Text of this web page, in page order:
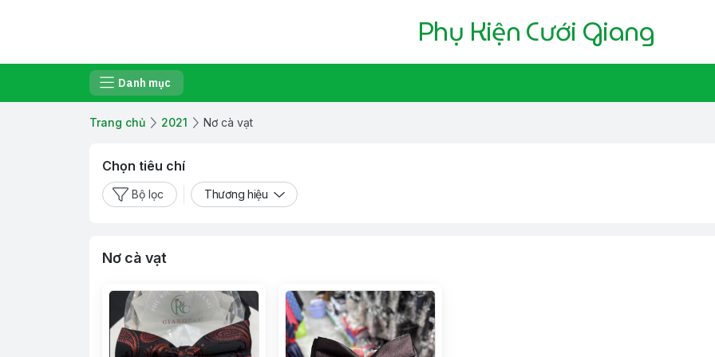
Phụ Kiện Cưới Giang
Danh mục
Trang chủ 2021 Nơ cà vạt
Chọn tiêu chí
Bộ lọc Thương hiệu
Nơ cà vạt